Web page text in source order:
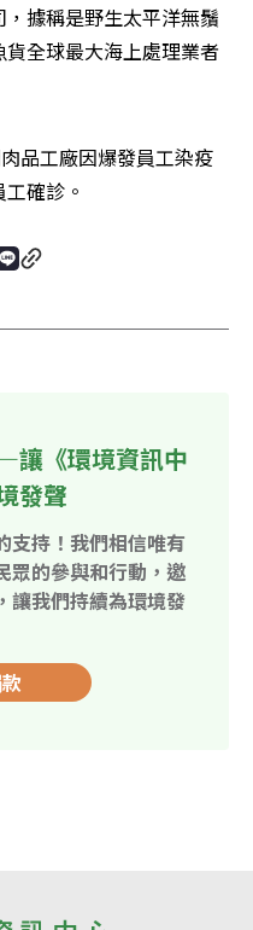
據稱是野生太平洋無鬚
全球最大海上處理業者
品工廠因爆發員工染疫
確診。
讓《環境資訊中
發聲
支持！我們相信唯有
眾的參與和行動，邀
讓我們持續為環境發